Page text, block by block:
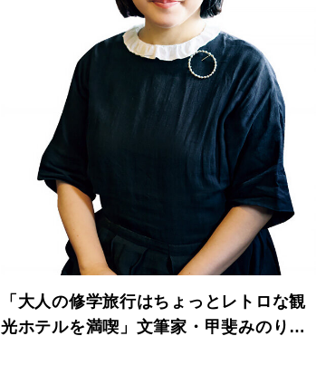
「大人の修学旅行はちょっとレトロな観
光ホテルを満喫」文筆家・甲斐みのりさ